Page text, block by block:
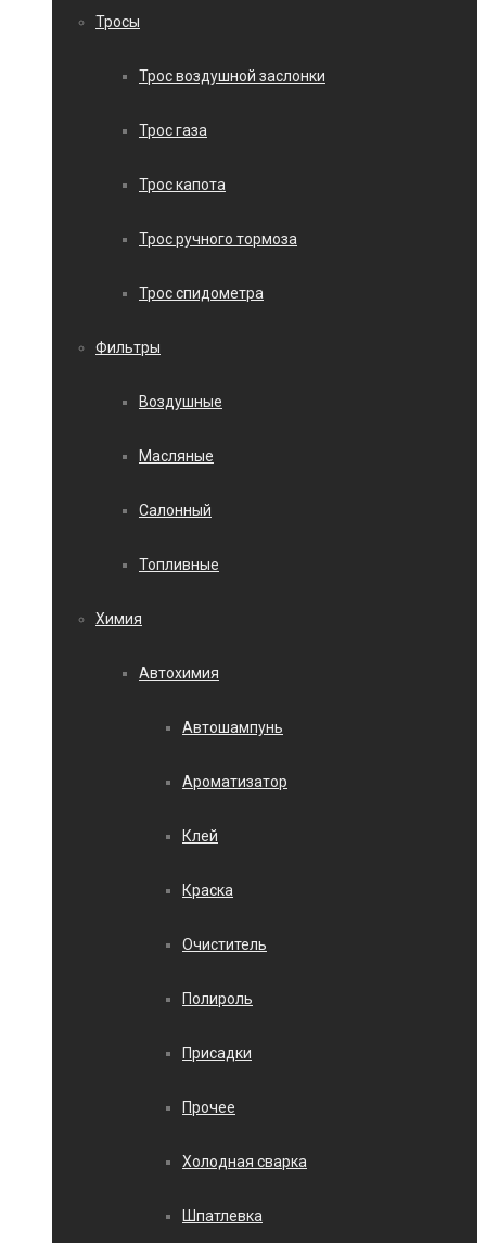
Тросы
Трос воздушной заслонки
Трос газа
Трос капота
Трос ручного тормоза
Трос спидометра
Фильтры
Воздушные
Масляные
Салонный
Топливные
Химия
Автохимия
Автошампунь
Ароматизатор
Клей
Краска
Очиститель
Полироль
Присадки
Прочее
Холодная сварка
Шпатлевка